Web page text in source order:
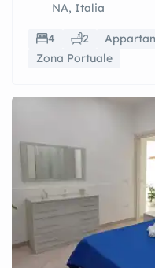
NA, Italia
4 2
Zona Portuale